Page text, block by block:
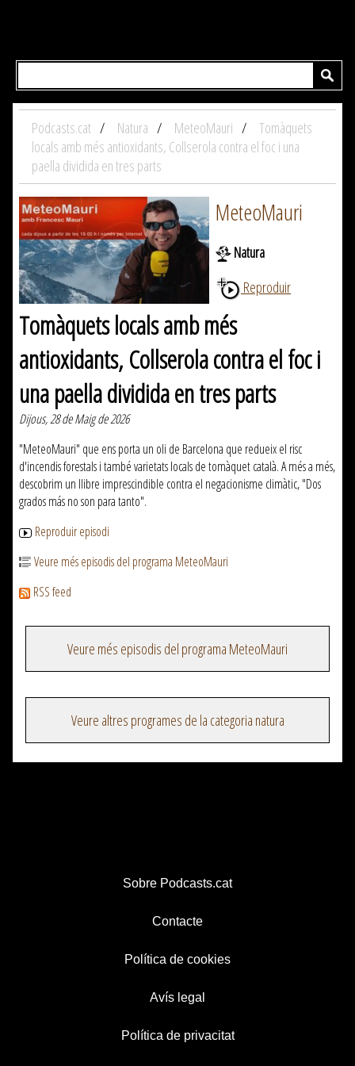
Podcasts.cat Natura MeteoMauri
Tomàquets
locals amb més antioxidants, Collserola contra el foc i una
paella dividida en tres parts
MeteoMauri
Natura
Reproduir
Tomàquets locals amb més
antioxidants, Collserola contra el foc i
una paella dividida en tres parts
Dijous, 28 de Maig de 2026
"MeteoMauri" que ens porta un oli de Barcelona que redueix el risc
d'incendis forestals i també varietats locals de tomàquet català. A més a més,
descobrim un llibre imprescindible contra el negacionisme climàtic, "Dos
grados más no son para tanto".
Reproduir episodi
Veure més episodis del programa MeteoMauri
RSS feed
Veure més episodis del programa MeteoMauri
Veure altres programes de la categoria natura
Sobre Podcasts.cat
Contacte
Política de cookies
Avís legal
Política de privacitat